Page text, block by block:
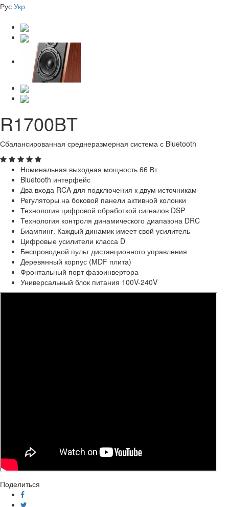
Рус Укр
R1700BT
Сбалансированная среднеразмерная система с Bluetooth
Номинальная выходная мощность 66 Вт
Bluetooth интерфейс
Два входа RCA для подключения к двум источникам
Регуляторы на боковой панели активной колонки
Технология цифровой обработкой сигналов DSP
Технология контроля динамического диапазона DRC
Биампинг. Каждый динамик имеет свой усилитель
Цифровые усилители класса D
Беспроводной пульт дистанционного управления
Деревянный корпус (MDF плита)
Фронтальный порт фазоинвертора
Универсальный блок питания 100V-240V
Поделиться